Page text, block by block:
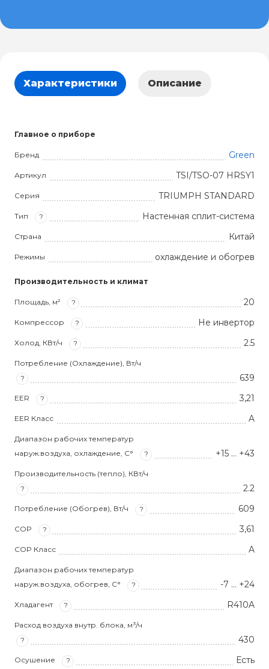
Характеристики Описание
Главное о приборе
Бренд Green
Артикул TSI/TSO-07 HRSY1
Серия TRIUMPH STANDARD
Тип ? Настенная сплит-система
Страна Китай
Режимы охлаждение и обогрев
Производительность и климат
Площадь, м² ? 20
Компрессор ? Не инвертор
Холод, КВт/ч ? 2.5
Потребление (Охлаждение), Вт/ч
?
639
EER ? 3,21
EER Класс A
Диапазон рабочих температур
наруж.воздуха, охлаждение, С°
? +15 … +43
Производительность (тепло), КВт/ч
?
2.2
Потребление (Обогрев), Вт/ч ? 609
COP ? 3,61
COP Класс A
Диапазон рабочих температур
наруж.воздуха, обогрев, С°
? -7 … +24
Хладагент ? R410A
Расход воздуха внутр. блока, м³/ч
?
430
Осушение ? Есть